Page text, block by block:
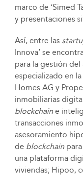
marco de ‘Simed
y presentaciones
Así, entre las
Innova’ se
para la gestión
especializado en
Homes AG y
inmobiliarias
blockchaine
transacciones
asesoramiento
de blockchainpara
una plataforma
viviendas; Hipoo,